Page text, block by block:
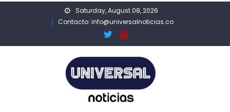
Saturday, August 08, 2026
Contacto: info@universalnoticias.co